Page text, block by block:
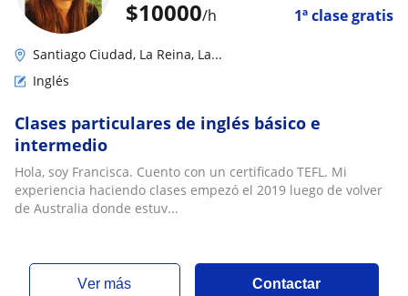
$10000/h 1ª clase gratis
Santiago Ciudad, La Reina, La...
Inglés
Clases particulares de inglés básico e
intermedio
Hola, soy Francisca. Cuento con un certificado TEFL. Mi
experiencia haciendo clases empezó el 2019 luego de volver
de Australia donde estuv...
ver más Contactar